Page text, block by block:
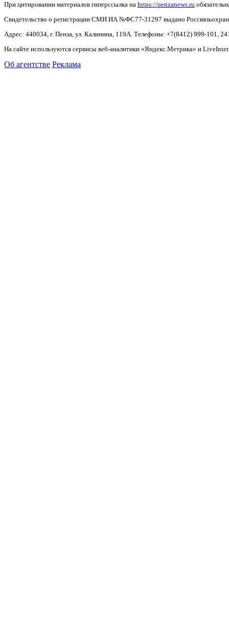
При цитировании материалов гиперссылка на https://penzanews.ru
Свидетельство о регистрации СМИ ИА №ФС77-31297 выдано
Адрес: 440034, г. Пенза, ул. Калинина, 119А. Телефоны: +7(8412) 999-101,
На сайте используются сервисы веб-аналитики «Яндекс.Метрика» и
Об агентстве Реклама